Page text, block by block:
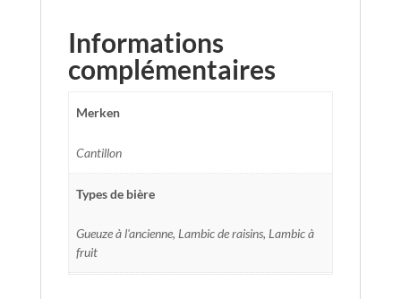
Informations
complémentaires
Merken
Cantillon
Types de bière
Gueuze à l'ancienne, Lambic de raisins, Lambic à
fruit